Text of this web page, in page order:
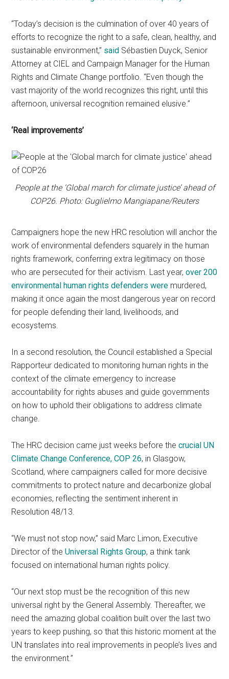
“Today’s decision is the culmination of over 40 years of
efforts to recognize the right to a safe, clean, healthy, and
sustainable environment,” said Sébastien Duyck, Senior
Attorney at CIEL and Campaign Manager for the Human
Rights and Climate Change portfolio. “Even though the
vast majority of the world recognizes this right, until this
afternoon, universal recognition remained elusive.”
‘Real improvements’
People at the ‘Global march for climate justice’ ahead of
COP26. Photo: Guglielmo Mangiapane/Reuters
Campaigners hope the new HRC resolution will anchor the
work of environmental defenders squarely in the human
rights framework, conferring extra legitimacy on those
who are persecuted for their activism. Last year,over 200
environmental human rights defenders were murdered,
making it once again the most dangerous year on record
for people defending their land, livelihoods, and
ecosystems.
In a second resolution, the Council established a Special
Rapporteur dedicated to monitoring human rights in the
context of the climate emergency to increase
accountability for rights abuses and guide governments
on how to uphold their obligations to address climate
change.
The HRC decision came just weeks before thecrucial UN
Climate Change Conference, COP 26, in Glasgow,
Scotland, where campaigners called for more decisive
commitments to protect nature and decarbonize global
economies, reflecting the sentiment inherent in
Resolution 48/13.
“We must not stop now,” said Marc Limon, Executive
Director of theUniversal Rights Group, a think tank
focused on international human rights policy.
“Our next stop must be the recognition of this new
universal right by the General Assembly. Thereafter, we
need the amazing global coalition built over the last two
years to keep pushing, so that this historic moment at the
UN translates into real improvements in people’s lives and
the environment.”